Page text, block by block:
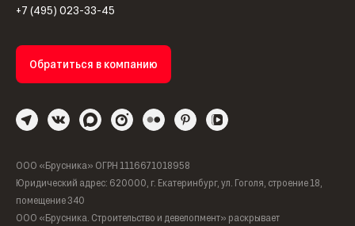
+7 (495) 023-33-45
Обратиться в компанию
ООО «Брусника» ОГРН 1116671018958
Юридический адрес: 620000, г. Екатеринбург, ул. Гоголя, строение 18,
помещение 340
ООО «Брусника. Строительство и девелопмент» раскрывает